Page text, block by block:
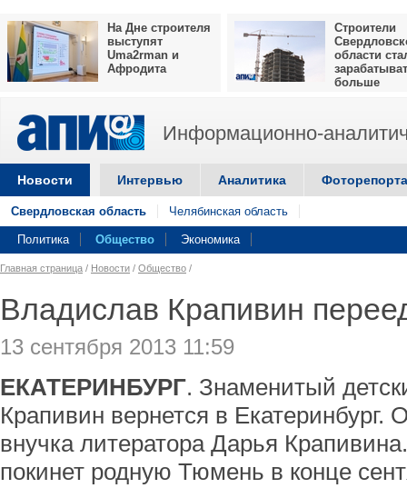
На Дне строителя
выступят
Uma2rman и
Афродита
Строители
области
больше
Информационно-
Новости Интервью Аналитика
Свердловская область Челябинская область
Политика Общество Экономика
Главная страница / Новости / Общество /
Владислав Крапивин
13 сентября 2013 11:59
ЕКАТЕРИНБУРГ. Знаменитый
Крапивин вернется в
внучка литератора Дарья
покинет родную Тюмень в конце